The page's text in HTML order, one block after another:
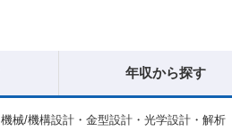
年収から探す
機械/機構設計・金型設計・光学設計・解析